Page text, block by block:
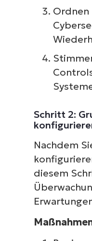
Ordnen
Schritt 2:
Nachdem
diesem